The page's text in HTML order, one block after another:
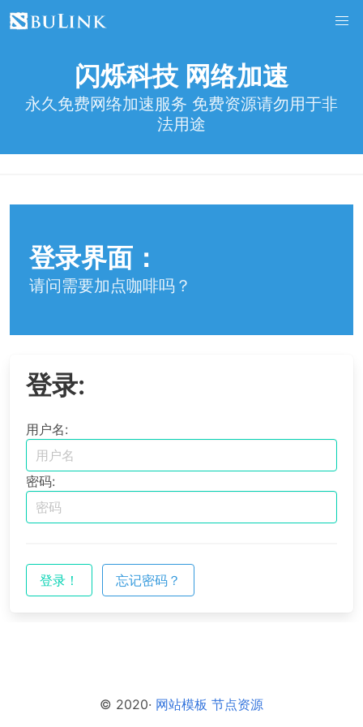
闪烁科技 网络加速
永久免费网络加速服务 免费资源请勿用于非
法用途
登录界面：
请问需要加点咖啡吗？
登录:
用户名:
密码:
登录！ 忘记密码？
© 2020· 网站模板 节点资源